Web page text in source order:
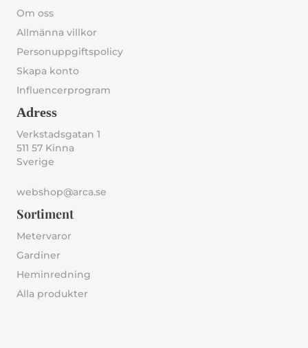
Om oss
Allmänna villkor
Personuppgiftspolicy
Skapa konto
Influencerprogram
Adress
Verkstadsgatan 1
511 57 Kinna
Sverige
webshop@arca.se
Sortiment
Metervaror
Gardiner
Heminredning
Alla produkter